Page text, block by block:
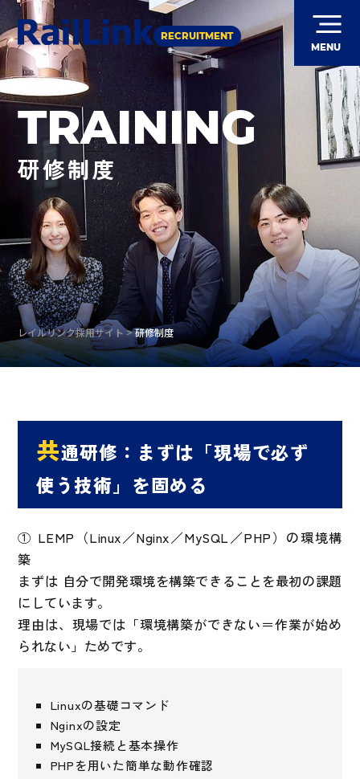
RECRUITMENT
MENU
TRAINING
研修制度
レイルリンク採用サイト>研修制度
共通研修：まずは「現場で必ず
使う技術」を固める
① LEMP（Linux／Nginx／MySQL／PHP）の環境構
築
まずは 自分で開発環境を構築できることを最初の課題
にしています。
理由は、現場では「環境構築ができない＝作業が始め
られない」ためです。
Linuxの基礎コマンド
Nginxの設定
MySQL接続と基本操作
PHPを用いた簡単な動作確認